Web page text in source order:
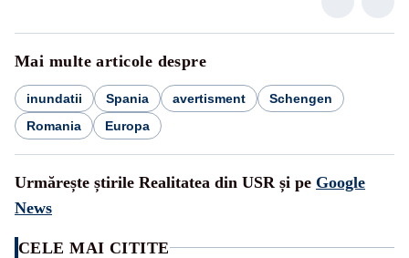
Mai multe articole despre
inundatii Spania avertisment
Schengen
Romania
Europa
Urmărește știrile Realitatea din USR și pe Google
News
CELE MAI CITITE